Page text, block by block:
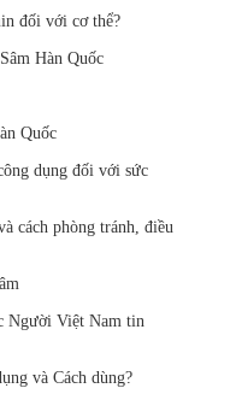
đối với cơ thể?
Hàn Quốc
Quốc
dụng đối với sức
cách phòng tránh, điều
Người Việt Nam tin
và Cách dùng?